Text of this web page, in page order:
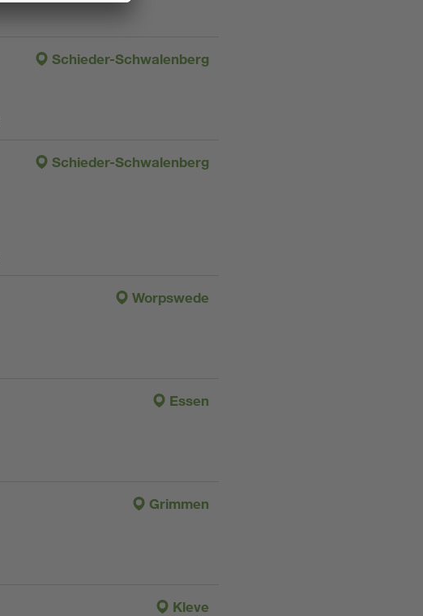
Schieder-Schwalenberg
Schieder-Schwalenberg
Worpswede
Essen
Grimmen
Kleve